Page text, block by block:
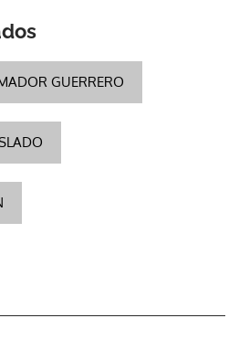
GUERRERO